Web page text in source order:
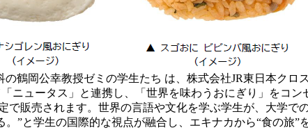
鶴岡公幸教授ゼミの学生たち は、株式会社JR東日本クロ
ュータス」と連携し、「世界を味わうおにぎり」をコン
で販売されます。世界の言語や文化を学ぶ学生が、大学で
”と学生の国際的な視点が融合し、エキナカから“食の旅”